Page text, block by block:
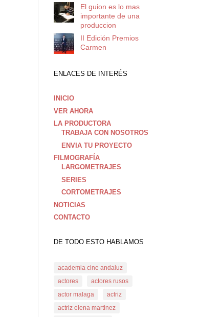
El guion es lo mas
importante de una
produccion
II Edición Premios
Carmen
ENLACES DE INTERÉS
INICIO
VER AHORA
LA PRODUCTORA
TRABAJA CON NOSOTROS
ENVIA TU PROYECTO
FILMOGRAFÍA
LARGOMETRAJES
SERIES
CORTOMETRAJES
NOTICIAS
CONTACTO
DE TODO ESTO HABLAMOS
academia cine andaluz
actores
actores rusos
actor malaga
actriz
actriz elena martinez